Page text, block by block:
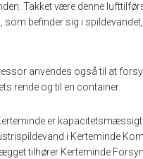
Takket være denne
som befinder sig i
anvendes også til at
rende og til en container.
er
i Kerteminde
tilhører Kerteminde